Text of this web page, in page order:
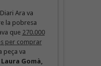
Ara va
la pobresa
que 270.000
per comprar
peça va
Laura Gomà,